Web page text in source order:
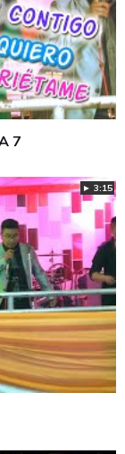
7
► 3:15